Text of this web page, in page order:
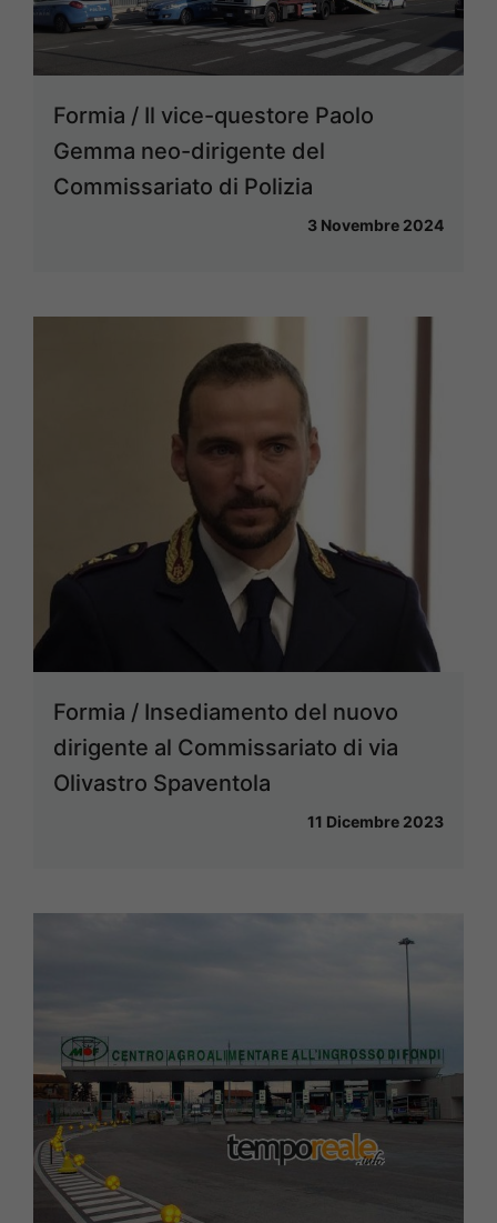
Formia / Il vice-questore Paolo
Gemma neo-dirigente del
Commissariato di Polizia
3 Novembre 2024
Formia / Insediamento del nuovo
dirigente al Commissariato di via
Olivastro Spaventola
11 Dicembre 2023